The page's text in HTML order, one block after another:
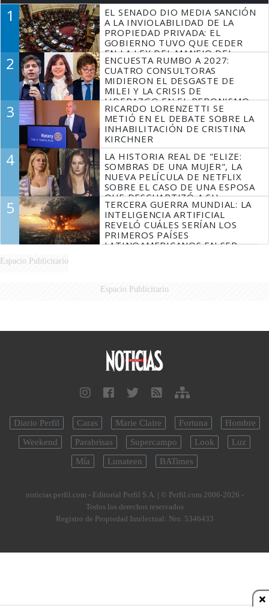
1
EL SENADO DIO MEDIA SANCIÓN
A LA INVIOLABILIDAD DE LA
PROPIEDAD PRIVADA: EL
GOBIERNO TUVO QUE CEDER
EN LA LEY DEL MANEJO DEL
FUEGO
2
ENCUESTA RUMBO A 2027:
CUATRO CONSULTORAS
MIDIERON EL DESGASTE DE
MILEI Y LA CRISIS DE
LIDERAZGO EN EL PERONISMO
3
RICARDO LORENZETTI SE
METIÓ EN EL DEBATE SOBRE LA
INHABILITACIÓN DE CRISTINA
KIRCHNER
4
LA HISTORIA REAL DE "ELIZE:
SOMBRAS DE UNA MUJER", LA
NUEVA PELÍCULA DE NETFLIX
SOBRE EL CASO DE UNA ESPOSA
QUE DESCUARTIZÓ A SU
MARIDO
5
TERCERA GUERRA MUNDIAL: LA
INTELIGENCIA ARTIFICIAL
REVELÓ CUÁLES SERÍAN LOS
PRIMEROS PAÍSES
LATINOAMERICANOS EN SER
Espacio Publicitario
Espacio Publicitario
Diario Perfil Caras Marie Claire Fortuna
Hombre
Weekend
Parabrisas Supercampo Look
Luz
Mía
Lunateen BATimes
noticias.perfil.com - Editorial Perfil S.A. | © Perfil.com 2006-2026 -
Todos los derechos reservados
Registro de Propiedad Intelectual: Nro. 5346433